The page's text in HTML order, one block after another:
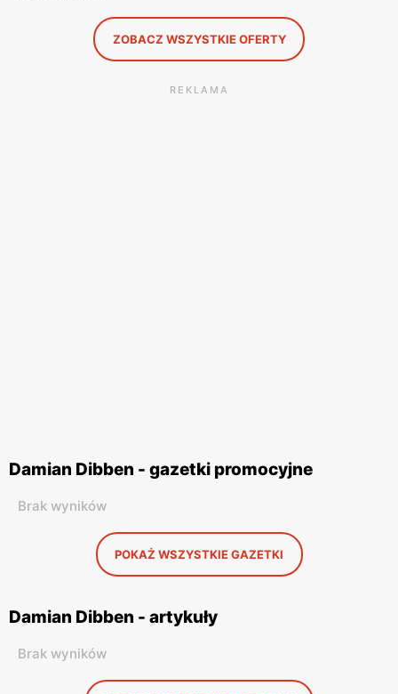
ZOBACZ WSZYSTKIE OFERTY
REKLAMA
Damian Dibben - gazetki promocyjne
Brak wyników
POKAŻ WSZYSTKIE GAZETKI
Damian Dibben - artykuły
Brak wyników